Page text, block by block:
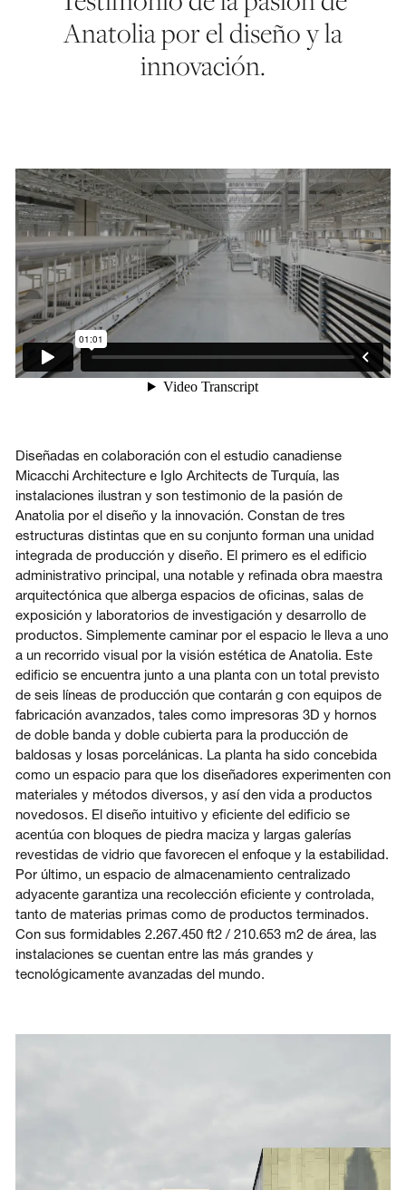
Anatolia por el diseño y la
innovación.
Diseñadas en colaboración con el estudio canadiense
Micacchi Architecture e Iglo Architects de Turquía, las
instalaciones ilustran y son testimonio de la pasión de
Anatolia por el diseño y la innovación. Constan de tres
estructuras distintas que en su conjunto forman una unidad
integrada de producción y diseño. El primero es el edificio
administrativo principal, una notable y refinada obra maestra
arquitectónica que alberga espacios de oficinas, salas de
exposición y laboratorios de investigación y desarrollo de
productos. Simplemente caminar por el espacio le lleva a uno
a un recorrido visual por la visión estética de Anatolia. Este
edificio se encuentra junto a una planta con un total previsto
de seis líneas de producción que contarán g con equipos de
fabricación avanzados, tales como impresoras 3D y hornos
de doble banda y doble cubierta para la producción de
baldosas y losas porcelánicas. La planta ha sido concebida
como un espacio para que los diseñadores experimenten con
materiales y métodos diversos, y así den vida a productos
novedosos. El diseño intuitivo y eficiente del edificio se
acentúa con bloques de piedra maciza y largas galerías
revestidas de vidrio que favorecen el enfoque y la estabilidad.
Por último, un espacio de almacenamiento centralizado
adyacente garantiza una recolección eficiente y controlada,
tanto de materias primas como de productos terminados.
Con sus formidables 2.267.450 ft2 / 210.653 m2 de área, las
instalaciones se cuentan entre las más grandes y
tecnológicamente avanzadas del mundo.